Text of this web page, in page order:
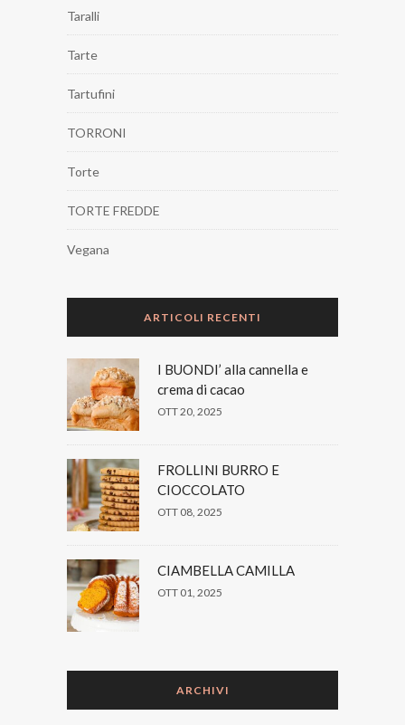
Taralli
Tarte
Tartufini
TORRONI
Torte
TORTE FREDDE
Vegana
ARTICOLI RECENTI
I BUONDI’ alla cannella e
crema di cacao
OTT 20, 2025
FROLLINI BURRO E
CIOCCOLATO
OTT 08, 2025
CIAMBELLA CAMILLA
OTT 01, 2025
ARCHIVI